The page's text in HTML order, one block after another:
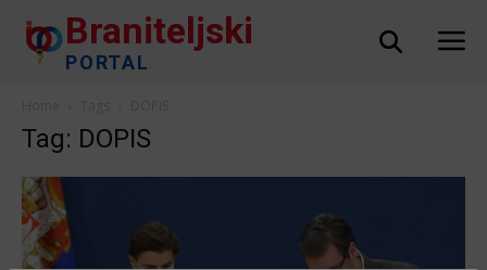
Braniteljski
PORTAL
Tag: DOPIS